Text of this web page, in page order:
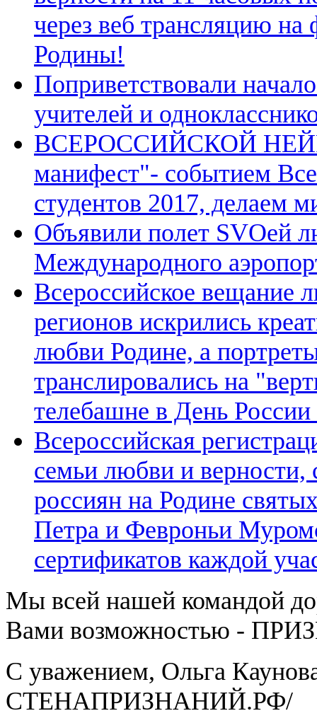
через веб трансляцию
Родины!
Поприветствовали
учителей и
ВСЕРОССИЙСКОЙ
манифест"- событием
студентов 2017, делаем
Объявили полет SVOей
Международного
Всероссийское
регионов искрились
любви Родине, а
транслировались на
телебашне в День
Всероссийская
семьи любви и верности,
россиян на Родине
Петра и Февроньи
сертификатов каждой
Мы всей нашей командой
Вами возможностью -
С уважением, Ольга
СТЕНАПРИЗНАНИЙ.РФ/